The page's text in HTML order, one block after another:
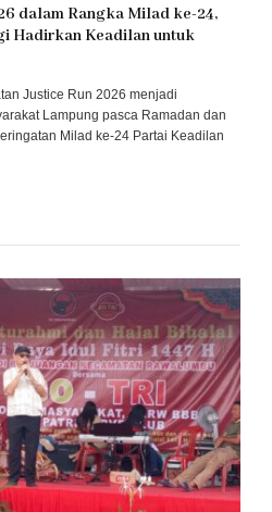
dalam Rangka Milad ke-24,
Hadirkan Keadilan untuk
Justice Run 2026 menjadi
Lampung pasca Ramadan dan
Milad ke-24 Partai Keadilan